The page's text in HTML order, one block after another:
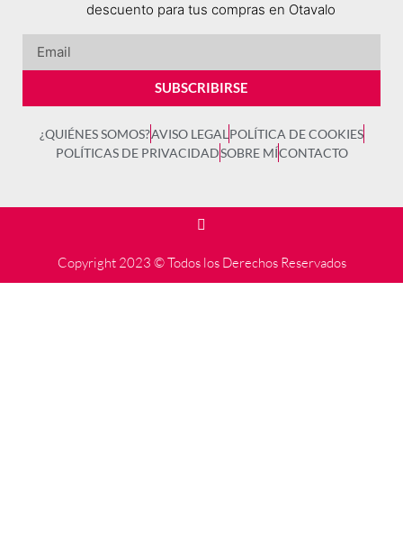
descuento para tus compras en Otavalo
SUBSCRIBIRSE
¿QUIÉNES SOMOS?AVISO LEGAL POLÍTICA DE COOKIES
POLÍTICAS DE PRIVACIDADSOBRE MÍCONTACTO
Copyright 2023 © Todos los Derechos Reservados